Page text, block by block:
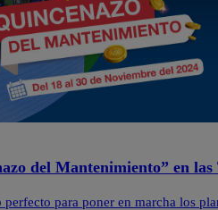
del Mantenimiento” en
para poner en marcha los